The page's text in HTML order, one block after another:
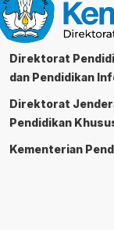
Direktorat
dan Pendidikan
Direktorat
Pendidikan
Kementerian